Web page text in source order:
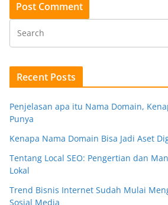
Recent Posts
Penjelasan apa itu Nama Domain,
Punya
Kenapa Nama Domain Bisa Jadi Aset
Tentang Local SEO: Pengertian dan
Lokal
Trend Bisnis Internet Sudah Mulai
Sosial Media